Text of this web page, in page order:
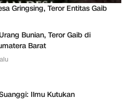
Gringsing, Teror Entitas Gaib
Bunian, Teror Gaib di
Barat
Ilmu Kutukan